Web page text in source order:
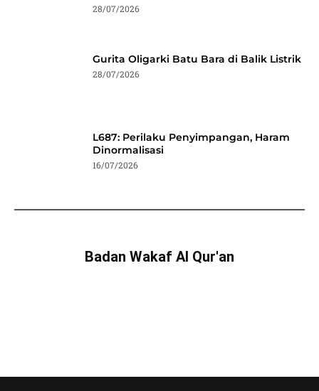
28/07/2026
Gurita Oligarki Batu Bara di Balik Listrik
28/07/2026
L687: Perilaku Penyimpangan, Haram
Dinormalisasi
16/07/2026
Badan Wakaf Al Qur'an